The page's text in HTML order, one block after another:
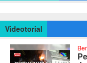
Videotorial